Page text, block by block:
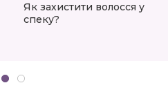
Як захистити волосся у
спеку?